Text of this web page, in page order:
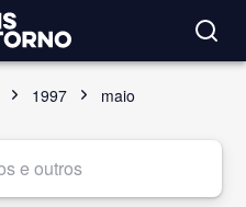
1997 maio